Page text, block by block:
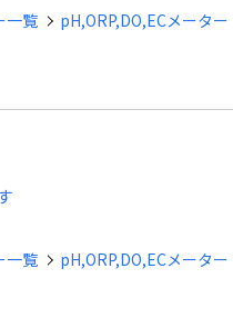
一覧 pH,ORP,DO,ECメーター
一覧 pH,ORP,DO,ECメーター